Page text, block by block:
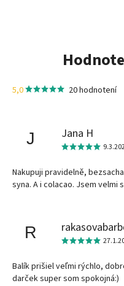
5,0 20 hodnotení
J Jana H
Nakupuji pravidelně,
syna. A i colacao. Jsem velmi
R
Balík prišiel veľmi rýchlo,
darček super som spokojná:)